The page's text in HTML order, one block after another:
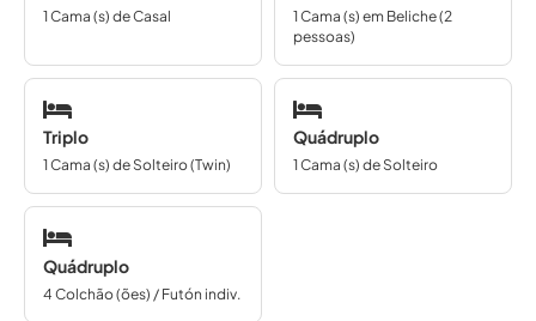
1 Cama (s) de Casal
1 Cama (s) em Beliche (2
pessoas)
Triplo
1 Cama (s) de Solteiro (Twin)
Quádruplo
1 Cama (s) de Solteiro
Quádruplo
4 Colchão (ões) / Futón indiv.